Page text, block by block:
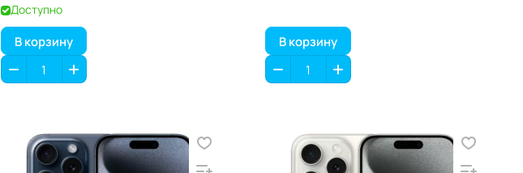
Доступно
В корзину В корзину